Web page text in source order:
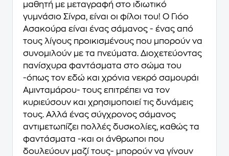
μαθητή με μεταγραφή στο ιδιωτικό
γυμνάσιο Σίνρα, είναι οι φίλοι του! Ο Γιόο
Ασακούρα είναι ένας σάμανος - ένας από
τους λίγους προικισμένους που μπορούν να
συνομιλούν με τα πνεύματα. Διοχετεύοντας
πανίσχυρα φαντάσματα στο σώμα του
-όπως τον εδώ και χρόνια νεκρό σαμουράι
Αμινταμάρου- τους επιτρέπει να τον
κυριεύσουν και χρησιμοποιεί τις δυνάμεις
τους. Αλλά ένας σύγχρονος σάμανος
αντιμετωπίζει πολλές δυσκολίες, καθώς τα
φαντάσματα -και οι άνθρωποι που
δουλεύουν μαζί τους- μπορούν να γίνουν